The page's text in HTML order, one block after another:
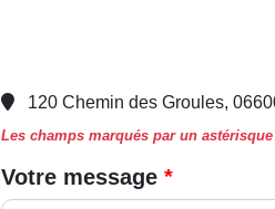
120 Chemin des Groules,
Les champs marqués par un
Votre message